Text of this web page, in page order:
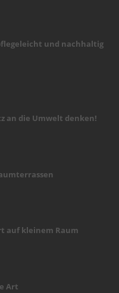
und nachhaltig
an die Umwelt denken!
auf kleinem Raum
Art